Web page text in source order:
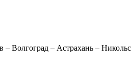
– Астрахань –